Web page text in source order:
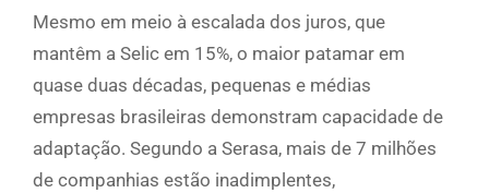
Mesmo em meio à escalada dos juros, que
mantêm a Selic em 15%, o maior patamar em
quase duas décadas, pequenas e médias
empresas brasileiras demonstram capacidade de
adaptação. Segundo a Serasa, mais de 7 milhões
de companhias estão inadimplentes,